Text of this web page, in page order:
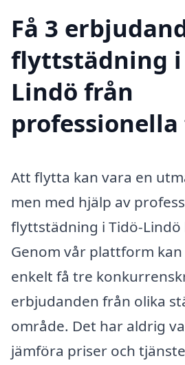
Få 3
flyttstädning i
Lindö från
Att flytta kan vara en
men med hjälp av
flyttstädning i Tidö-
Genom vår plattform
enkelt få tre
erbjudanden från olika
område. Det har aldrig
jämföra priser och